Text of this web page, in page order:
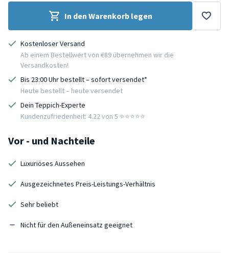
In den Warenkorb legen
Kostenloser Versand
Ab einem Bestellwert von €89 übernehmen wir die
Versandkosten!
Bis 23:00 Uhr bestellt – sofort versendet*
Heute bestellt – heute versendet
Dein Teppich-Experte
Kundenzufriedenheit: 4.22 von 5 ⭐️⭐️⭐️⭐️⭐️
Vor - und Nachteile
Luxuriöses Aussehen
Ausgezeichnetes Preis-Leistungs-Verhältnis
Sehr beliebt
Nicht für den Außeneinsatz geeignet